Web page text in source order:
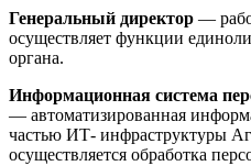
Генеральный директор —
осуществляет функции
органа.
Информационная система
— автоматизированная
частью ИТ- инфраструктуры
осуществляется обработка